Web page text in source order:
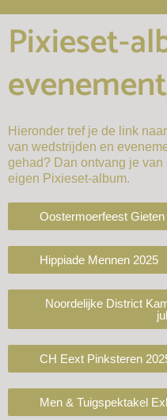
Pixieset-
Hieronder tref je de link
van wedstrijden en
gehad? Dan ontvang je
eigen Pixieset-album.
Oostermoerfeest Gieten
Hippiade Mennen 2025
Noordelijke District
CH Eext Pinksteren
Men & Tuigspektakel